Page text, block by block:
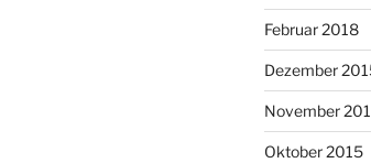
Februar 2018
Dezember
November
Oktober 2015